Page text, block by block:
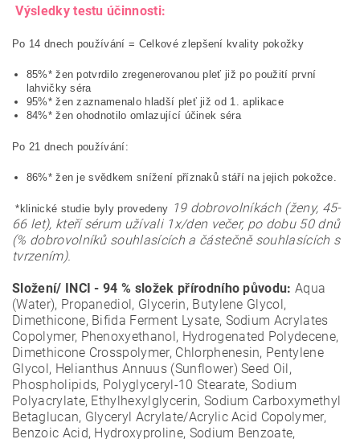
Výsledky testu účinnosti:
Po 14 dnech používání = Celkové zlepšení kvality pokožky
85%* žen potvrdilo zregenerovanou pleť již po použití první
lahvičky séra
95%* žen zaznamenalo hladší pleť již od 1. aplikace
84%* žen ohodnotilo omlazující účinek séra
Po 21 dnech používání:
86%* žen je svědkem snížení příznaků stáří na jejich pokožce.
*klinické studie byly provedeny 19 dobrovolníkách (ženy, 45-
66 let), kteří sérum užívali 1x/den večer, po dobu 50 dnů
(% dobrovolníků souhlasících a částečně souhlasících s
tvrzením).
Složení/ INCI -94 % složek přírodního původu:Aqua
(Water), Propanediol, Glycerin, Butylene Glycol,
Dimethicone, Bifida Ferment Lysate, Sodium Acrylates
Copolymer, Phenoxyethanol, Hydrogenated Polydecene,
Dimethicone Crosspolymer, Chlorphenesin, Pentylene
Glycol, Helianthus Annuus (Sunflower) Seed Oil,
Phospholipids, Polyglyceryl-10 Stearate, Sodium
Polyacrylate, Ethylhexylglycerin, Sodium Carboxymethyl
Betaglucan, Glyceryl Acrylate/Acrylic Acid Copolymer,
Benzoic Acid, Hydroxyproline, Sodium Benzoate,